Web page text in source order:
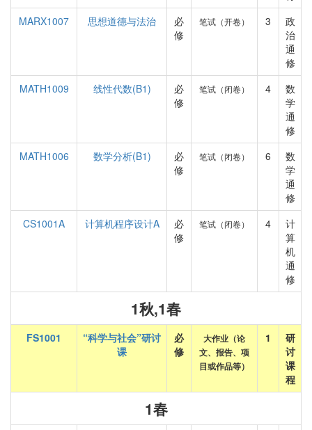
MARX1007
思想道德与法治
必
修
笔试（开卷） 3
政
治
通
修
MATH1009
线性代数(B1)
必
修
笔试（闭卷） 4
数
学
通
修
MATH1006
数学分析(B1)
必
修
笔试（闭卷） 6
数
学
通
修
CS1001A
计算机程序设计A
必
修
笔试（闭卷） 4
计
算
机
通
修
1秋,1春
FS1001
“科学与社会”研讨
课
必
修
大作业（论
文、报告、项
目或作品等）
1
研
讨
课
程
1春